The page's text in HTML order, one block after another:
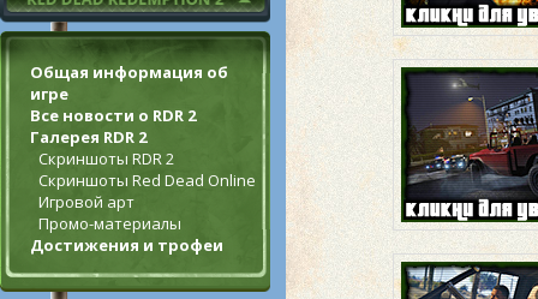
Общая информация об
игре
Все новости о RDR 2
Галерея RDR 2
Скриншоты RDR 2
Скриншоты Red Dead Online
Игровой арт
Промо-материалы
Достижения и трофеи